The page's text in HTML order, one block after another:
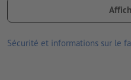
livraison en l’absence
Sécurité et informations sur le